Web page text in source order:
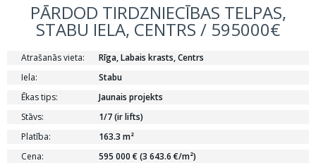
PĀRDOD TIRDZNIECĪBAS TELPAS,
STABU IELA, CENTRS / 595000€
Atrašanās vieta:
Rīga, Labais krasts, Centrs
Iela:
Stabu
Ēkas tips:
Jaunais projekts
Stāvs:
1/7 (ir lifts)
Platība:
163.3 m²
Cena:
595 000 € (3 643.6 €/m²)